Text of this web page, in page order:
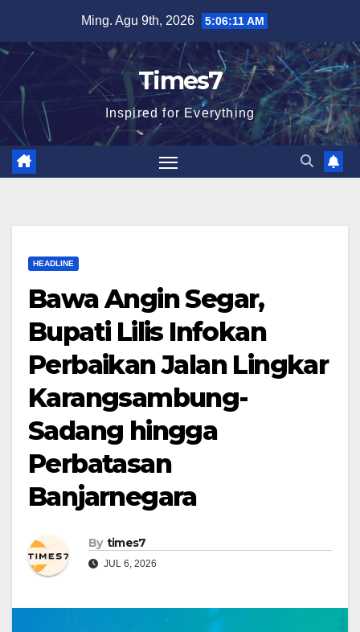
content
Ming. Agu 9th, 2026 5:06:12 AM
Times7
Inspired for Everything
HEADLINE
Bawa Angin Segar,
Bupati Lilis Infokan
Perbaikan Jalan Lingkar
Karangsambung-
Sadang hingga
Perbatasan
Banjarnegara
By times7
JUL 6, 2026